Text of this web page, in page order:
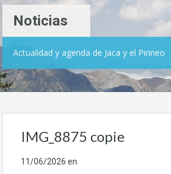
Noticias
Actualidad y agenda de Jaca y el Pirineo
IMG_8875 copie
11/06/2026 en